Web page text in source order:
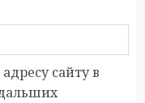
сайту в